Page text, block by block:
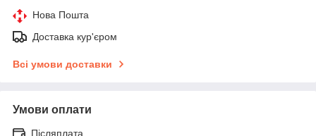
Нова Пошта
Доставка кур'єром
Всі умови доставки
Умови оплати
Післяплата